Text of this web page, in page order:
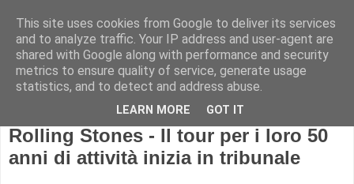
Rolling Stones - Il tour per i loro 50
anni di attività inizia in tribunale
This site uses cookies from Google to deliver its services
and to analyze traffic. Your IP address and user-agent are
shared with Google along with performance and security
metrics to ensure quality of service, generate usage
statistics, and to detect and address abuse.
LEARN MORE GOT IT